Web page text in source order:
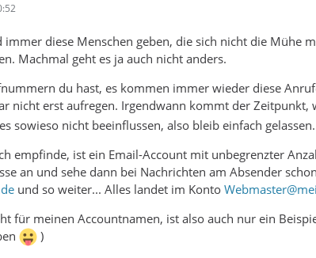
immer diese Menschen geben, die sich nicht die Mühe
Machmal geht es ja auch nicht anders.
du hast, es kommen immer wieder diese
nicht erst aufregen. Irgendwann kommt der
sowieso nicht beeinflussen, also bleib einfach gelassen.
empfinde, ist ein Email-Account mit unbegrenzter
an und sehe dann bei Nachrichten am Absender
und so weiter... Alles landet im Konto
für meinen Accountnamen, ist also auch nur ein
)